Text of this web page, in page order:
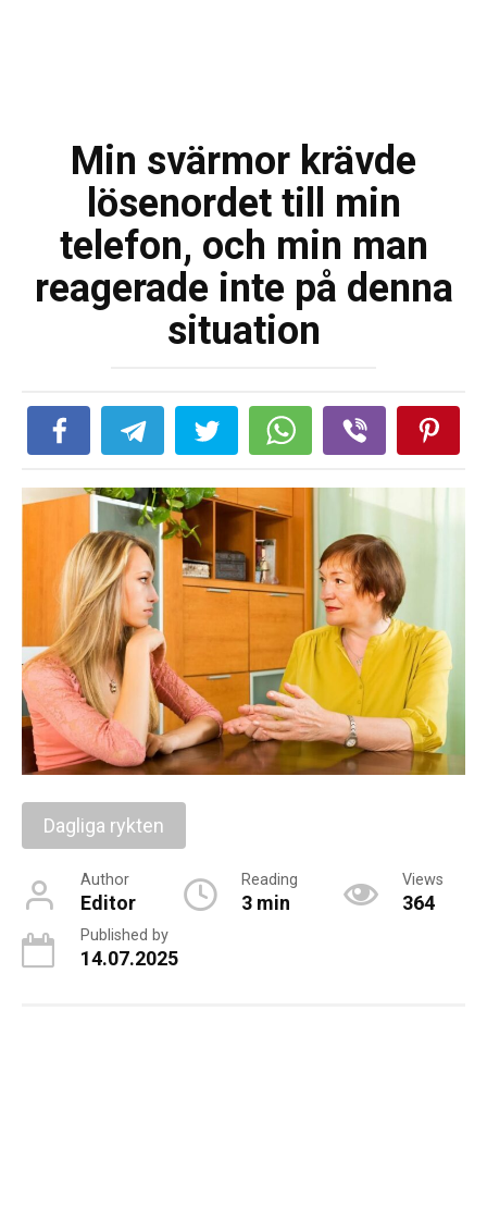
Min svärmor krävde
lösenordet till min
telefon, och min man
reagerade inte på denna
situation
Dagliga rykten
Author
Editor
Reading
3 min
Views
364
Published by
14.07.2025